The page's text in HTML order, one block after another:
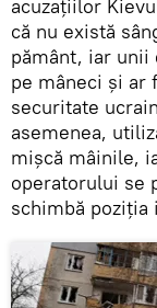
acuzațiilor
că nu există
pământ, iar unii
pe mâneci și
securitate
asemenea,
mișcă mâinile,
operatorului se
schimbă poziția